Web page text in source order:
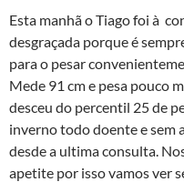
Esta manhã o Tiago foi à
desgraçada porque é
para o pesar
Mede 91 cm e pesa pouco
desceu do percentil 25 de
inverno todo doente e sem
desde a ultima consulta.
apetite por isso vamos ver